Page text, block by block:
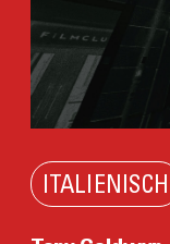
ITALIENISCH